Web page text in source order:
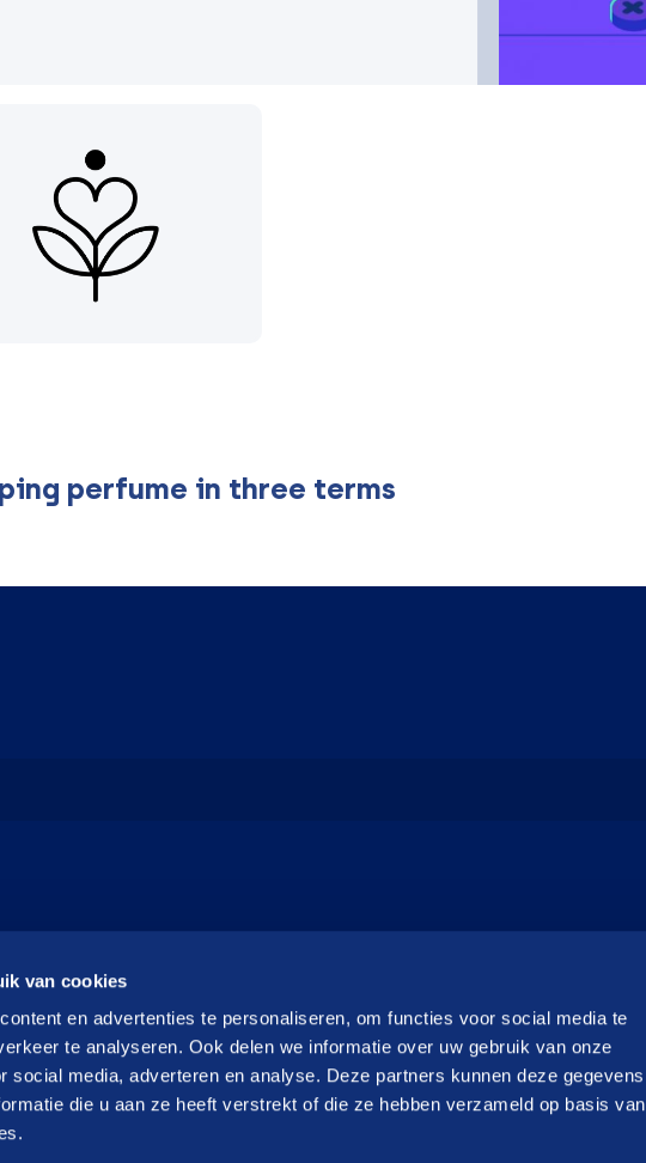
van cookies
en advertenties te personaliseren, om functies voor social media te
te analyseren. Ook delen we informatie over uw gebruik van onze
social media, adverteren en analyse. Deze partners kunnen deze gegevens
die u aan ze heeft verstrekt of die ze hebben verzameld op basis van
perfume in three terms